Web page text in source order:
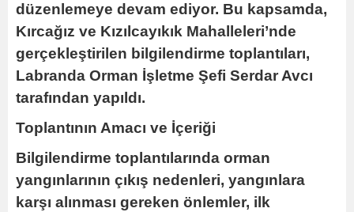
düzenlemeye devam ediyor. Bu kapsamda,
Kırcağız ve Kızılcayıkık Mahalleleri’nde
gerçekleştirilen bilgilendirme toplantıları,
Labranda Orman İşletme Şefi Serdar Avcı
tarafından yapıldı.
Toplantının Amacı ve İçeriği
Bilgilendirme toplantılarında orman
yangınlarının çıkış nedenleri, yangınlara
karşı alınması gereken önlemler, ilk